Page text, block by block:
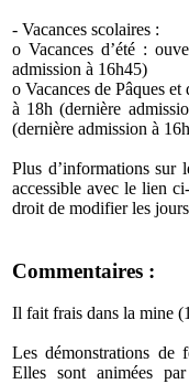
- Vacances scolaires :
o Vacances d’été :
admission à 16h45)
o Vacances de Pâques
à 18h (dernière
(dernière admission à
Plus d’informations sur
accessible avec le lien
droit de modifier les
Commentaires :
Il fait frais dans la mine
Les démonstrations de
Elles sont animées